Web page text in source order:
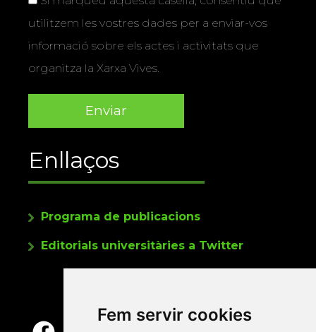
Fem servir cookies
utilitzem les vostres dades per a enviar-vos
informació sobre els actes i activitats que
organitza la Xarxa Vives.
Enllaços
Programa de publicacions
Editorials universitàries a Twitter